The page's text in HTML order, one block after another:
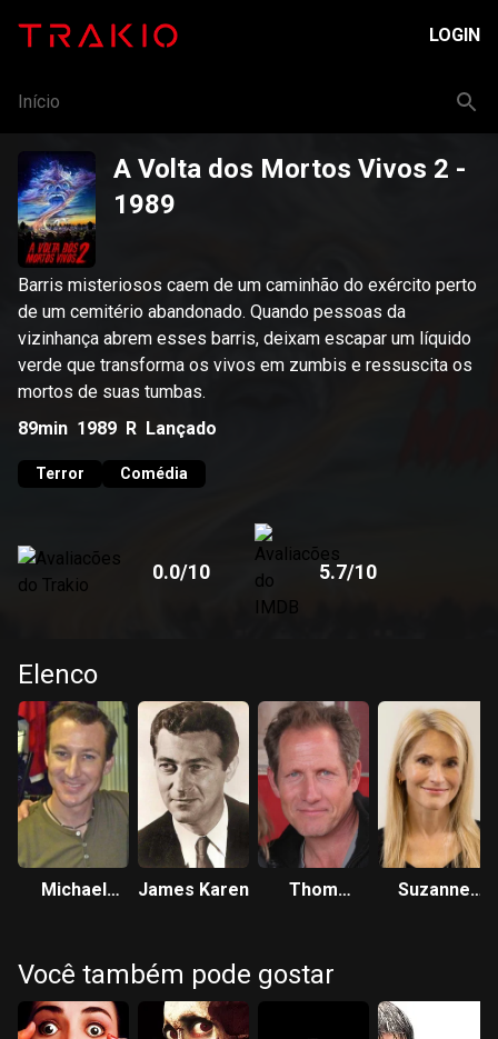
LOGIN
Início
A Volta dos Mortos Vivos 2 -
1989
Barris misteriosos caem de um caminhão do exército perto
de um cemitério abandonado. Quando pessoas da
vizinhança abrem esses barris, deixam escapar um líquido
verde que transforma os vivos em zumbis e ressuscita os
mortos de suas tumbas.
89min 1989 R Lançado
Terror Comédia
0.0/10 5.7/10
Elenco
Michael
James Karen
Thom
Suzanne
Você também pode gostar